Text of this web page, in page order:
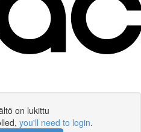
on lukittu
you'll need to login.